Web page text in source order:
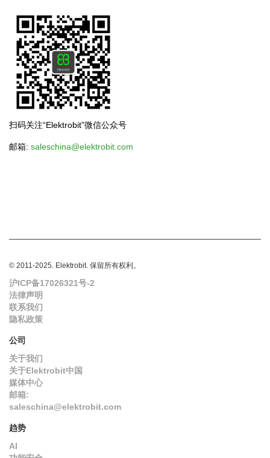
扫码关注“Elektrobit”微信公众号
邮箱: saleschina@elektrobit.com
© 2011-2025. Elektrobit. 保留所有权利。
沪ICP备17026321号-2
法律声明
联系我们
隐私政策
公司
关于我们
关于Elektrobit中国
媒体中心
邮箱:
saleschina@elektrobit.com
趋势
AI